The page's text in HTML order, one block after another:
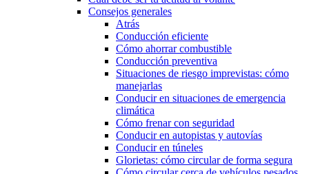
Consejos generales
Atrás
Conducción eficiente
Cómo ahorrar combustible
Conducción preventiva
Situaciones de riesgo imprevistas: cómo
manejarlas
Conducir en situaciones de emergencia
climática
Cómo frenar con seguridad
Conducir en autopistas y autovías
Conducir en túneles
Glorietas: cómo circular de forma segura